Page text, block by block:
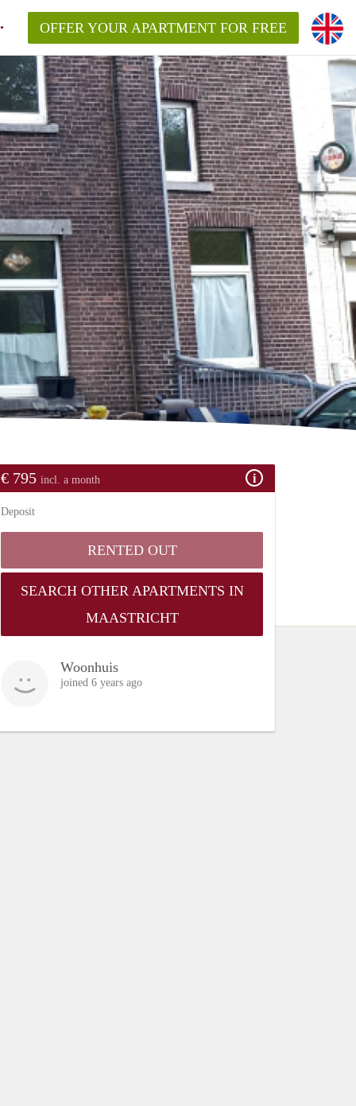
OFFER YOUR APARTMENT FOR FREE
€ 795 incl. a month
Deposit
RENTED OUT
SEARCH OTHER APARTMENTS IN
MAASTRICHT
Woonhuis
joined 6 years ago